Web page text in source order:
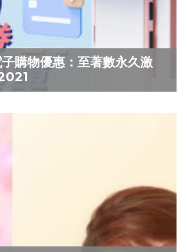
購物優惠：至著數永久激